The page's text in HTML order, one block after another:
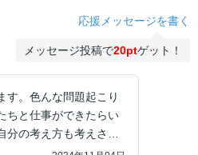
応援メッセージを書く
メッセージ投稿で20ptゲット！
す。色んな問題起こり
ちと仕事ができたらい
の考え方も考えさせ